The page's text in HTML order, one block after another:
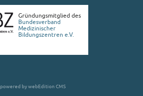
Gründungsmitglied des
Bundesverband
Medizinischer
Bildungszentren e.V.
powered by webEdition CMS